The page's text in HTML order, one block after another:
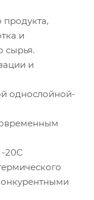
и
сырья.
и
однослойной-
20С